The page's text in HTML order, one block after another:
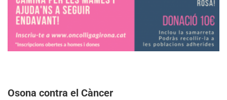
Osona contra el Càncer